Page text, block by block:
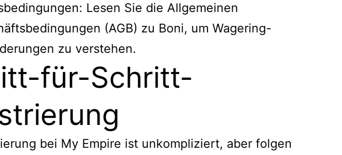
Lesen Sie die Allgemeinen
(AGB) zu Boni, um Wagering-
zu verstehen.
für-Schritt-
bei My Empire ist unkompliziert, aber folgen